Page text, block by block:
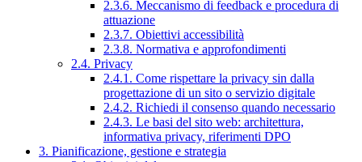
2.3.6. Meccanismo di feedback e procedura di
attuazione
2.3.7. Obiettivi accessibilità
2.3.8. Normativa e approfondimenti
2.4. Privacy
2.4.1. Come rispettare la privacy sin dalla
progettazione di un sito o servizio digitale
2.4.2. Richiedi il consenso quando necessario
2.4.3. Le basi del sito web: architettura,
informativa privacy, riferimenti DPO
3. Pianificazione, gestione e strategia